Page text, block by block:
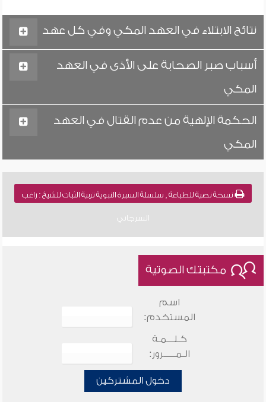
نتائج الابتلاء في العهد المكي وفي كل عهد
أسباب صبر الصحابة على الأذى في العهد
المكي
الحكمة الإلهية من عدم القتال في العهد
المكي
نسخة نصية للطباعة , سلسلة السيرة النبوية تربية الثبات للشيخ : راغب
السرجاني
مكتبتك الصوتية
اسم
المستخدم:
كـلـــمـة
الـمـــــرور:
دخول المشتركين